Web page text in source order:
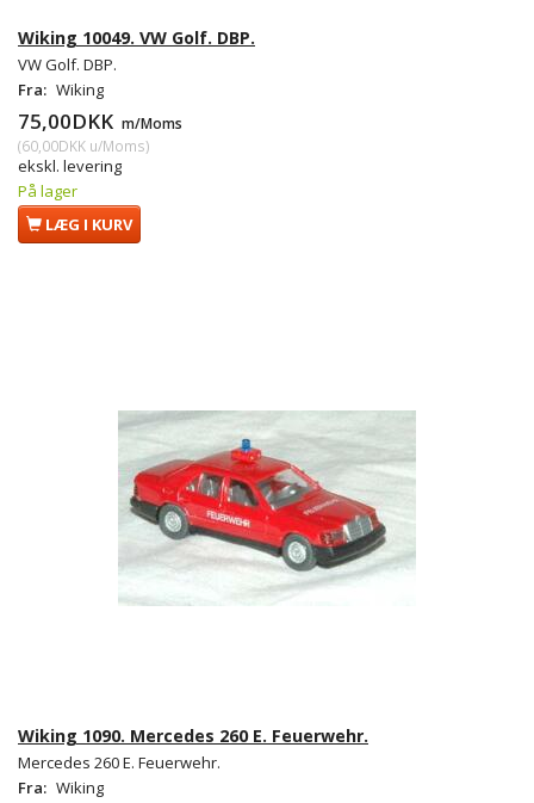
Wiking 10049. VW Golf. DBP.
VW Golf. DBP.
Fra: Wiking
75,00DKK m/Moms
(60,00DKK u/Moms)
ekskl. levering
På lager
LÆG I KURV
Wiking 1090. Mercedes 260 E. Feuerwehr.
Mercedes 260 E. Feuerwehr.
Fra: Wiking